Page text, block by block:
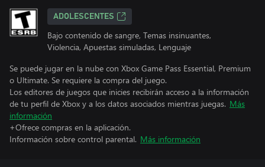
ADOLESCENTES
Bajo contenido de sangre, Temas insinuantes,
Violencia, Apuestas simuladas, Lenguaje
Se puede jugar en la nube con Xbox Game Pass Essential, Premium
o Ultimate. Se requiere la compra del juego.
Los editores de juegos que inicies recibirán acceso a la información
de tu perfil de Xbox y a los datos asociados mientras juegas. Más
información
+Ofrece compras en la aplicación.
Información sobre control parental. Más información